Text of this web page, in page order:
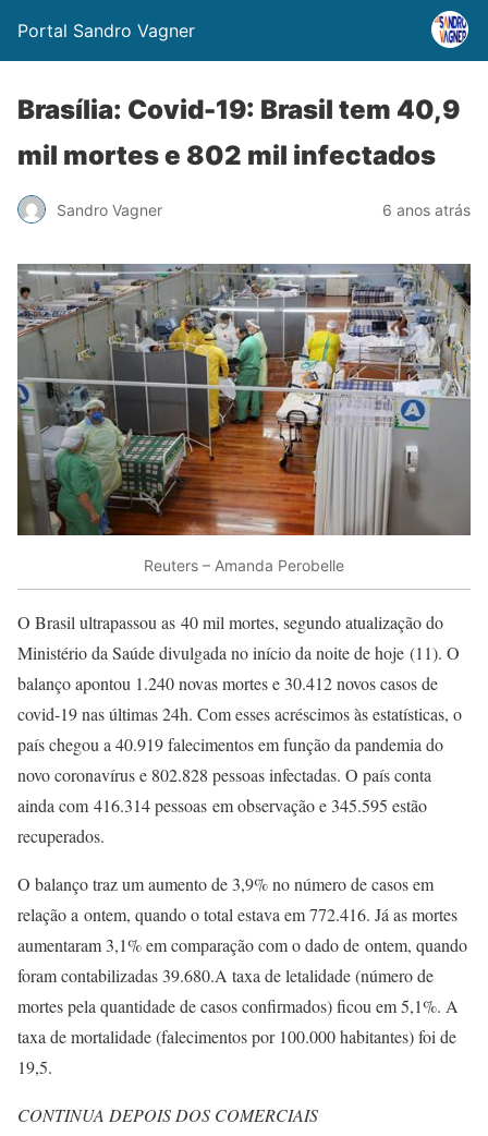
Portal Sandro Vagner
Brasília: Covid-19: Brasil tem 40,9
mil mortes e 802 mil infectados
Sandro Vagner 6 anos atrás
Reuters – Amanda Perobelle
O Brasil ultrapassou as 40 mil mortes, segundo atualização do
Ministério da Saúde divulgada no início da noite de hoje (11). O
balanço apontou 1.240 novas mortes e 30.412 novos casos de
covid-19 nas últimas 24h. Com esses acréscimos às estatísticas, o
país chegou a 40.919 falecimentos em função da pandemia do
novo coronavírus e 802.828 pessoas infectadas. O país conta
ainda com 416.314 pessoas em observação e 345.595 estão
recuperados.
O balanço traz um aumento de 3,9% no número de casos em
relação a ontem, quando o total estava em 772.416. Já as mortes
aumentaram 3,1% em comparação com o dado de ontem, quando
foram contabilizadas 39.680.A taxa de letalidade (número de
mortes pela quantidade de casos confirmados) ficou em 5,1%. A
taxa de mortalidade (falecimentos por 100.000 habitantes) foi de
19,5.
CONTINUA DEPOIS DOS COMERCIAIS